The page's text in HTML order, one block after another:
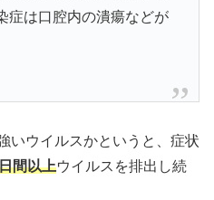
症は口腔内の潰瘍などが
いウイルスかというと、症状
間以上ウイルスを排出し続